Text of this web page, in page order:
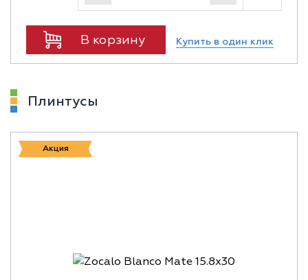
В корзину Купить в один клик
Плинтусы
Акция